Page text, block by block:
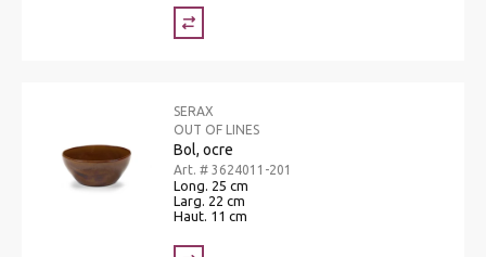
SERAX
OUT OF LINES
Bol, ocre
Art. # 3624011-201
Long. 25 cm
Larg. 22 cm
Haut. 11 cm